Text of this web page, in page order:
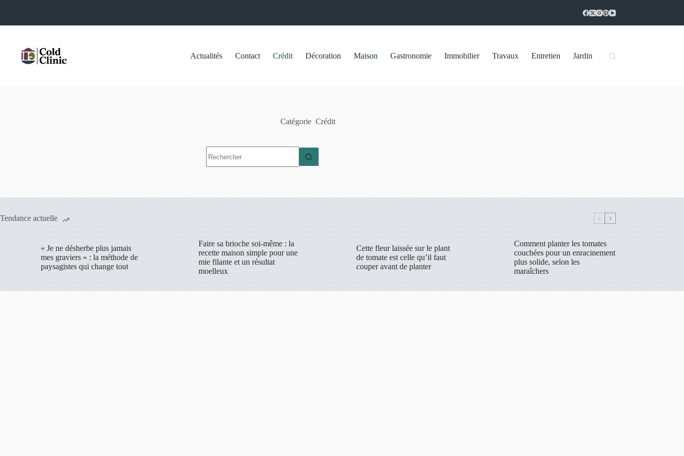
Actualités Contact Crédit Décoration Maison Gastronomie Immobilier Travaux Entretien Jardin
Catégorie Crédit
résultat
Tendance actuelle
« Je ne désherbe plus jamais
mes graviers » : la méthode de
paysagistes qui change tout
Faire sa brioche soi-même : la
recette maison simple pour une
mie filante et un résultat
moelleux
Cette fleur laissée sur le plant
de tomate est celle qu’il faut
couper avant de planter
Comment planter les tomates
couchées pour un enracinement
plus solide, selon les
maraîchers